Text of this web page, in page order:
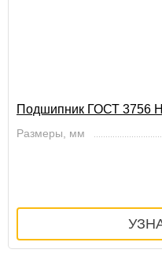
Подшипник ГОСТ 3756 Н
Размеры, мм